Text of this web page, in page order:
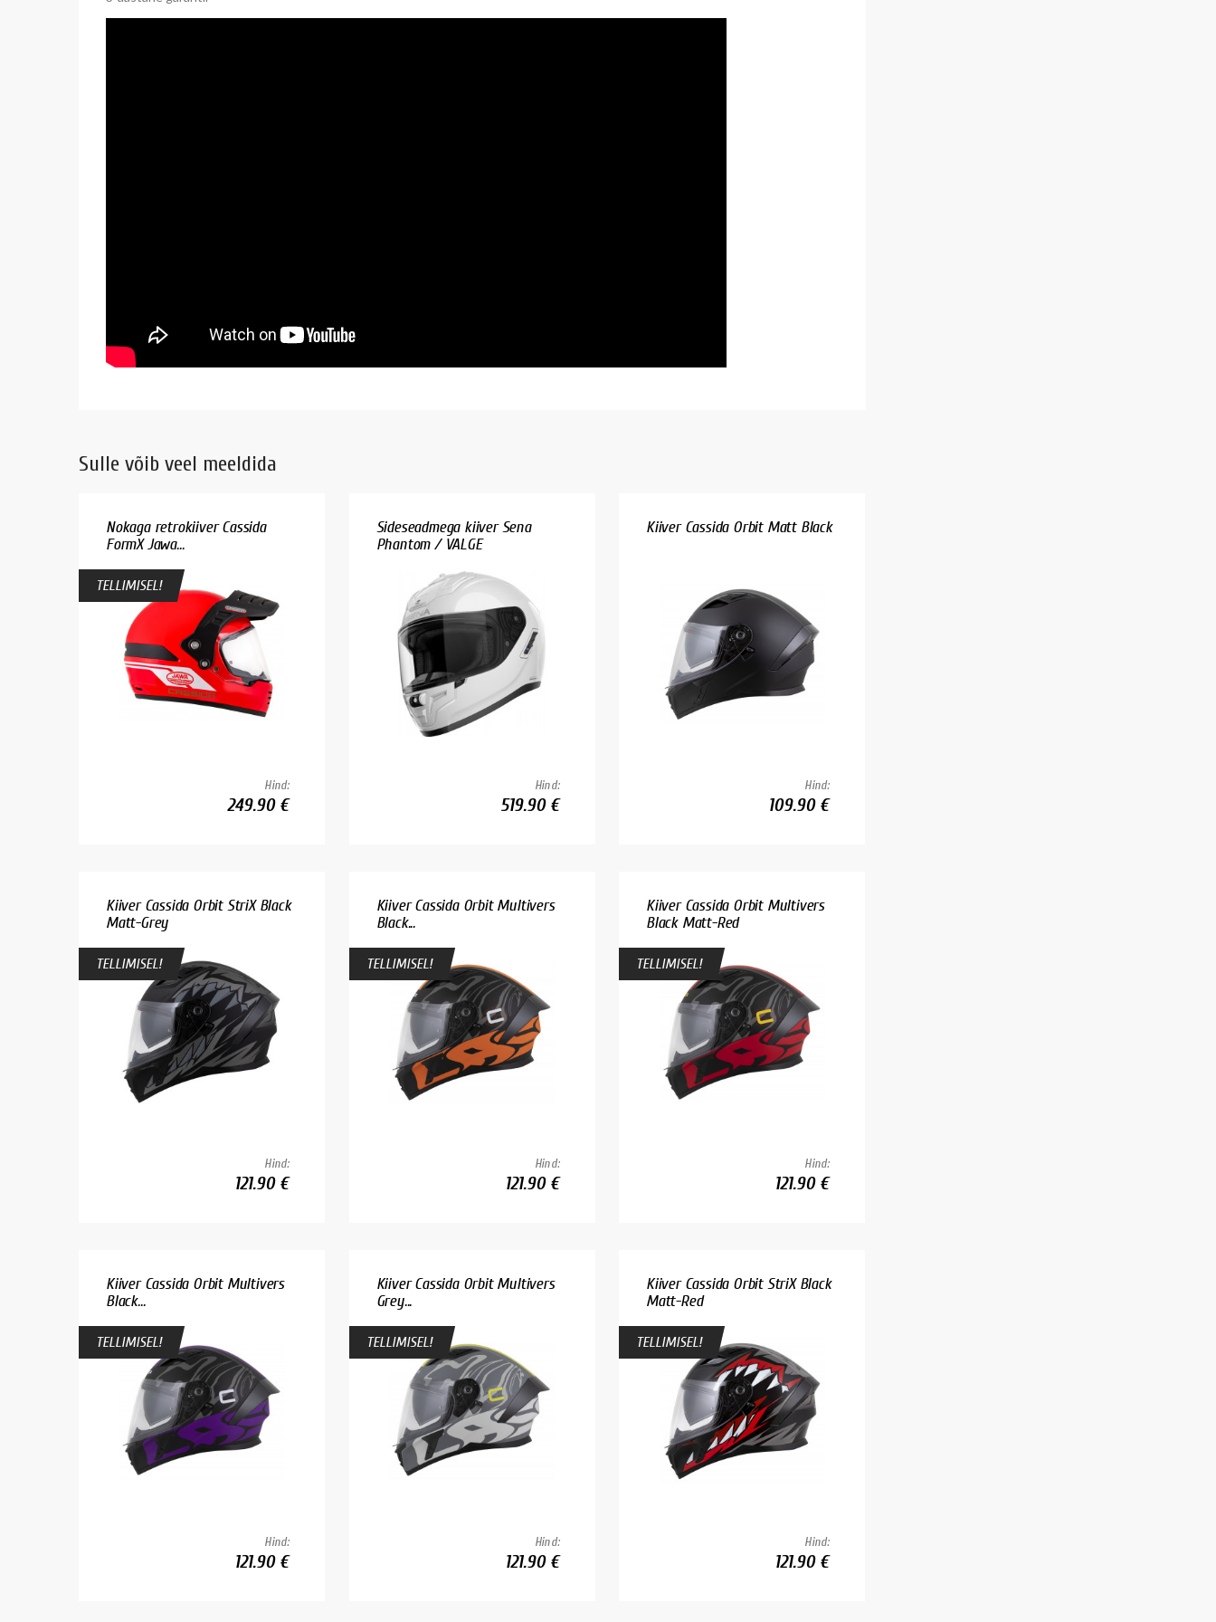
Sulle võib veel meeldida
Nokaga retrokiiver Cassida
FormX Jawa...
TELLIMISEL!
Hind:
249.90 €
Sideseadmega kiiver Sena
Phantom / VALGE
Hind:
519.90 €
Kiiver Cassida Orbit Matt Black
Hind:
109.90 €
Kiiver Cassida Orbit StriX Black
Matt-Grey
TELLIMISEL!
Hind:
121.90 €
Kiiver Cassida Orbit Multivers
Black...
TELLIMISEL!
Hind:
121.90 €
Kiiver Cassida Orbit Multivers
Black Matt-Red
TELLIMISEL!
Hind:
121.90 €
Kiiver Cassida Orbit Multivers
Black...
TELLIMISEL!
Hind:
121.90 €
Kiiver Cassida Orbit Multivers
Grey...
TELLIMISEL!
Hind:
121.90 €
Kiiver Cassida Orbit StriX Black
Matt-Red
TELLIMISEL!
Hind:
121.90 €